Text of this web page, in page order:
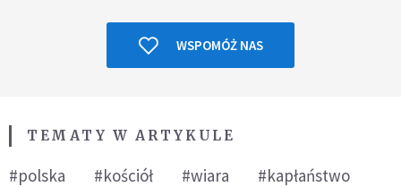
WSPOMÓŻ NAS
TEMATY W ARTYKULE
#polska #kościół #wiara
#kapłaństwo